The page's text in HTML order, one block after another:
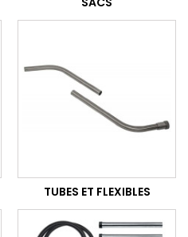
TUBES ET FLEXIBLES